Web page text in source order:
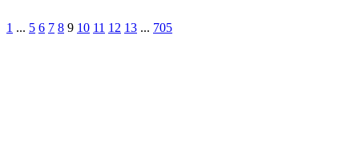
1 ... 5 6 7 8 9 10 11 12 13 ... 705